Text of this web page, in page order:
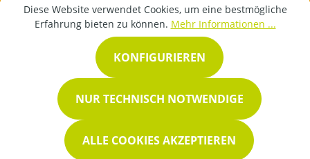
Diese Website verwendet Cookies, um eine bestmögliche
Erfahrung bieten zu können. Mehr Informationen ...
NUR TECHNISCH NOTWENDIGE
KONFIGURIEREN
ALLE COOKIES AKZEPTIEREN